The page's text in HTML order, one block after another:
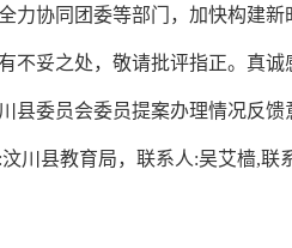
力协同团委等部门，加快构建
不妥之处，敬请批评指正。真
县委员会委员提案办理情况反
川县教育局，联系人:吴艾樯,联